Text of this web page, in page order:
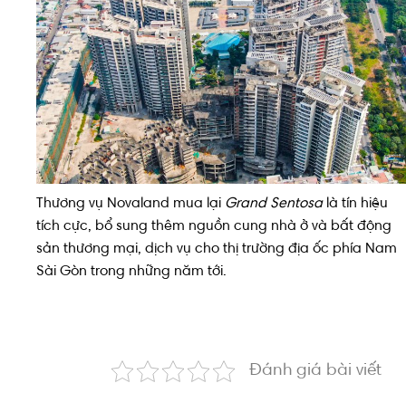
Thương vụ Novaland mua lại Grand Sentosalà tín hiệu
tích cực, bổ sung thêm nguồn cung nhà ở và bất động
sản thương mại, dịch vụ cho thị trường địa ốc phía Nam
Sài Gòn trong những năm tới.
Đánh giá bài viết